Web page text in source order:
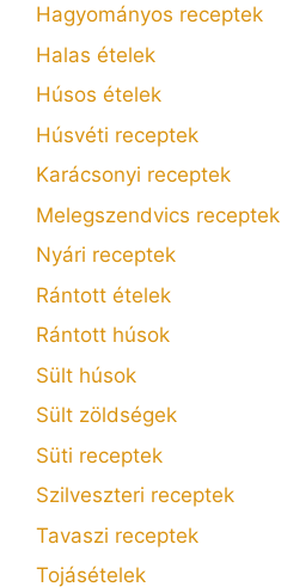
Hagyományos receptek
Halas ételek
Húsos ételek
Húsvéti receptek
Karácsonyi receptek
Melegszendvics receptek
Nyári receptek
Rántott ételek
Rántott húsok
Sült húsok
Sült zöldségek
Süti receptek
Szilveszteri receptek
Tavaszi receptek
Tojásételek